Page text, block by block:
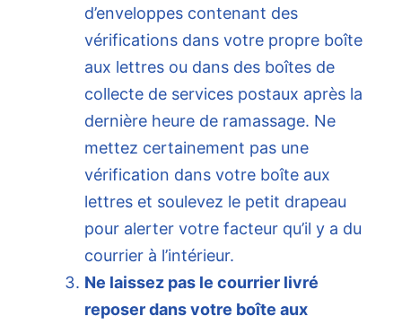
d’enveloppes contenant des
vérifications dans votre propre boîte
aux lettres ou dans des boîtes de
collecte de services postaux après la
dernière heure de ramassage. Ne
mettez certainement pas une
vérification dans votre boîte aux
lettres et soulevez le petit drapeau
pour alerter votre facteur qu’il y a du
courrier à l’intérieur.
Ne laissez pas le courrier livré
reposer dans votre boîte aux